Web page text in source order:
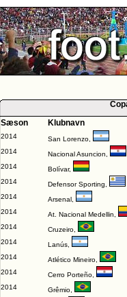
Sæson
Klubnavn
2014 San Lorenzo
2014
Nacional Asuncion
2014
Bolívar,
2014
Defensor Sporting
2014
Arsenal
2014
At. Nacional Medellin
2014
Cruzeiro
2014
Lanús
2014
Atlético Mineiro
2014
Cerro Porteño
2014
Grêmio